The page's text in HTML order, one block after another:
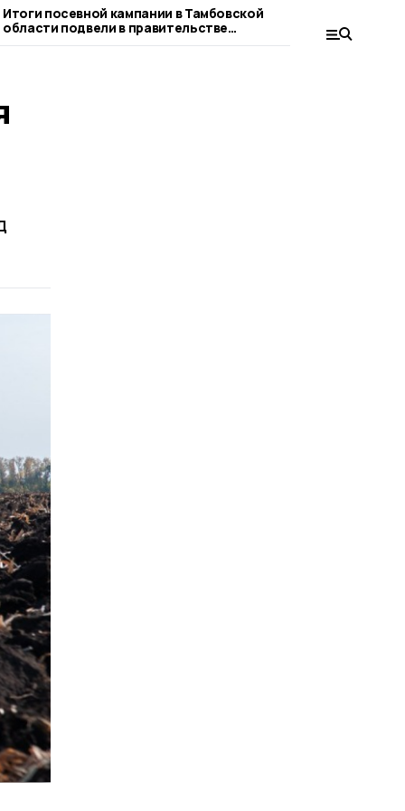
Итоги посевной кампании в Тамбовской
области подвели в правительстве
региона
фермер отмечен
Правительства